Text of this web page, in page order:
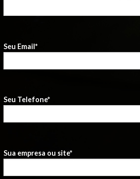
Seu Email*
Seu Telefone*
Sua empresa ou site*